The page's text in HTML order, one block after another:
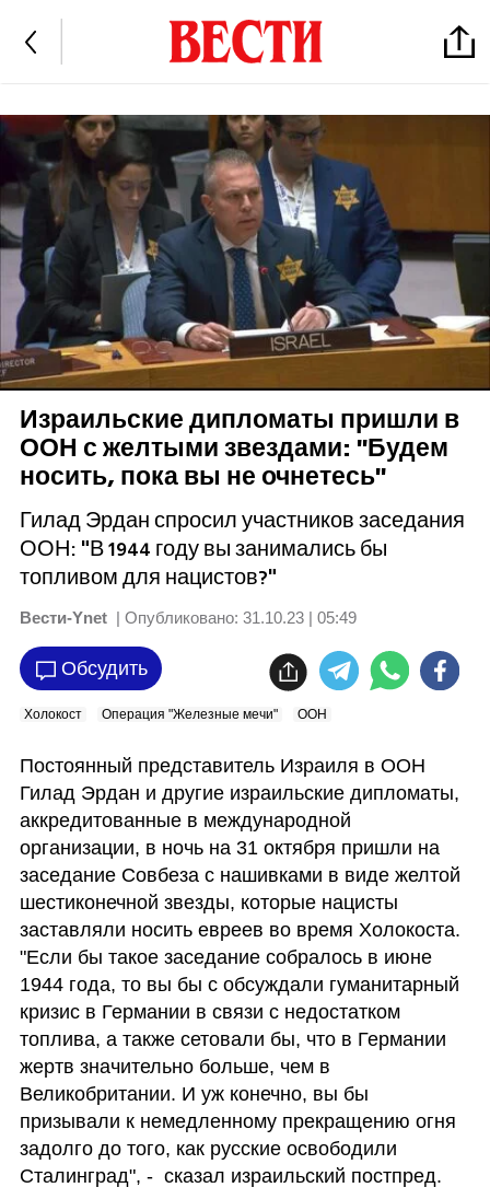
Израильские дипломаты пришли в
ООН с желтыми звездами: "Будем
носить, пока вы не очнетесь"
Гилад Эрдан спросил участников заседания
ООН: "В 1944 году вы занимались бы
топливом для нацистов?"
Вести-Ynet | Опубликовано: 31.10.23 | 05:49
Обсудить
Холокост Операция "Железные мечи" ООН
Постоянный представитель Израиля в ООН
Гилад Эрдан и другие израильские дипломаты,
аккредитованные в международной
организации, в ночь на 31 октября пришли на
заседание Совбеза с нашивками в виде желтой
шестиконечной звезды, которые нацисты
заставляли носить евреев во время Холокоста.
"Если бы такое заседание собралось в июне
1944 года, то вы бы с обсуждали гуманитарный
кризис в Германии в связи с недостатком
топлива, а также сетовали бы, что в Германии
жертв значительно больше, чем в
Великобритании. И уж конечно, вы бы
призывали к немедленному прекращению огня
задолго до того, как русские освободили
Сталинград", -  сказал израильский постпред.